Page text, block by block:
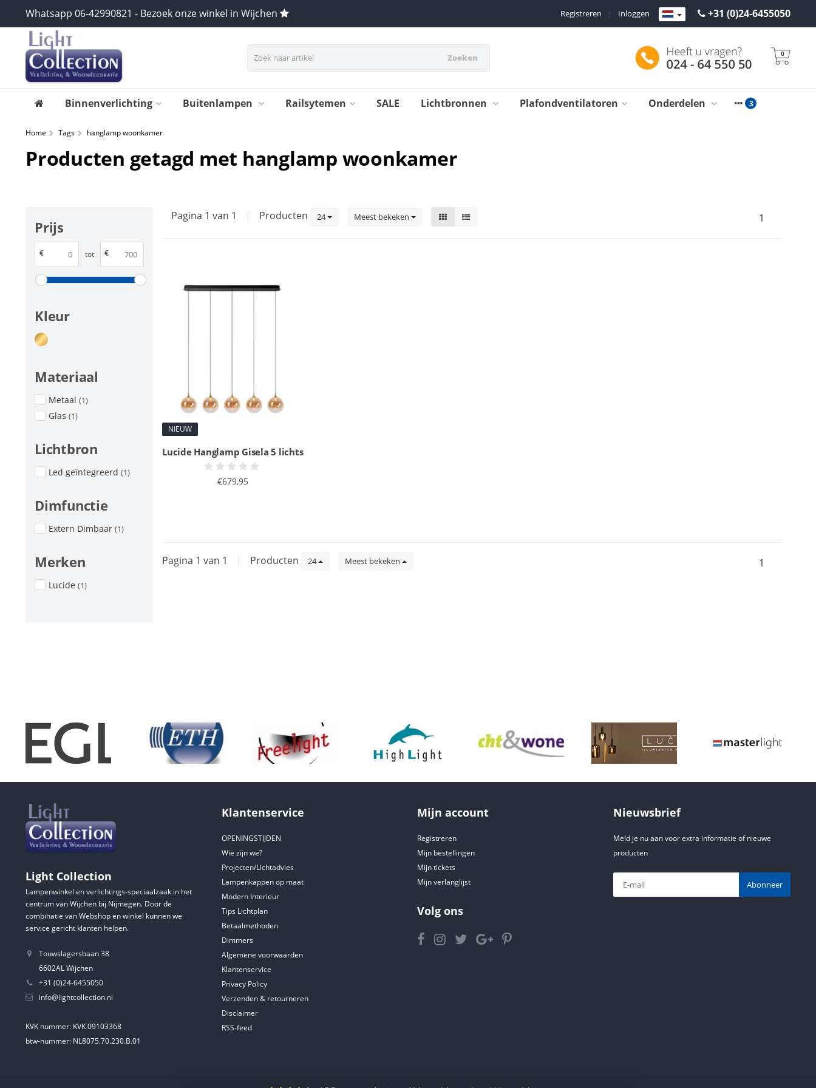
Whatsapp 06-42990821 - Bezoek onze winkel in Wijchen +31 (0)24-6455050
Inloggen
|
Registreren
Zoeken 0
Binnenverlichting Buitenlampen Railsytemen SALE Lichtbronnen Plafondventilatoren Onderdelen
Home Tags hanglamp woonkamer
Producten getagd met hanglamp woonkamer
Prijs
€ tot €
Kleur
Materiaal
Metaal (1)
Glas (1)
Lichtbron
Led geïntegreerd (1)
Dimfunctie
Extern Dimbaar (1)
Merken
Lucide (1)
Pagina 1 van 1 | Producten 24 Meest bekeken 1
NIEUW
Lucide Hanglamp Gisela 5 lichts
€679,95
Pagina 1 van 1 | Producten 24 Meest bekeken 1
Light Collection
Lampenwinkel en verlichtings-speciaalzaak in het
centrum van Wijchen bij Nijmegen. Door de
combinatie van Webshop en winkel kunnen we
service gericht klanten helpen.
Touwslagersbaan 38
6602AL Wijchen
+31 (0)24-6455050
info@lightcollection.nl
KVK nummer: KVK 09103368
btw-nummer: NL8075.70.230.B.01
Klantenservice
OPENINGSTIJDEN
Wie zijn we?
Projecten/Lichtadvies
Lampenkappen op maat
Modern Interieur
Tips Lichtplan
Betaalmethoden
Dimmers
Algemene voorwaarden
Klantenservice
Privacy Policy
Verzenden & retourneren
Disclaimer
RSS-feed
Mijn account
Registreren
Mijn bestellingen
Mijn tickets
Mijn verlanglijst
Volg ons
Nieuwsbrief
Meld je nu aan voor extra informatie of nieuwe
producten
Abonneer